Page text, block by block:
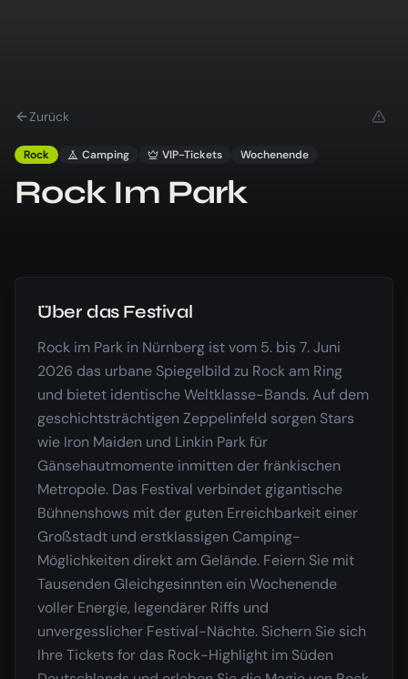
Zurück
Rock Camping VIP-Tickets Wochenende
Rock Im Park
Über das Festival
Rock im Park in Nürnberg ist vom 5. bis 7. Juni
2026 das urbane Spiegelbild zu Rock am Ring
und bietet identische Weltklasse-Bands. Auf dem
geschichtsträchtigen Zeppelinfeld sorgen Stars
wie Iron Maiden und Linkin Park für
Gänsehautmomente inmitten der fränkischen
Metropole. Das Festival verbindet gigantische
Bühnenshows mit der guten Erreichbarkeit einer
Großstadt und erstklassigen Camping-
Möglichkeiten direkt am Gelände. Feiern Sie mit
Tausenden Gleichgesinnten ein Wochenende
voller Energie, legendärer Riffs und
unvergesslicher Festival-Nächte. Sichern Sie sich
Ihre Tickets for das Rock-Highlight im Süden